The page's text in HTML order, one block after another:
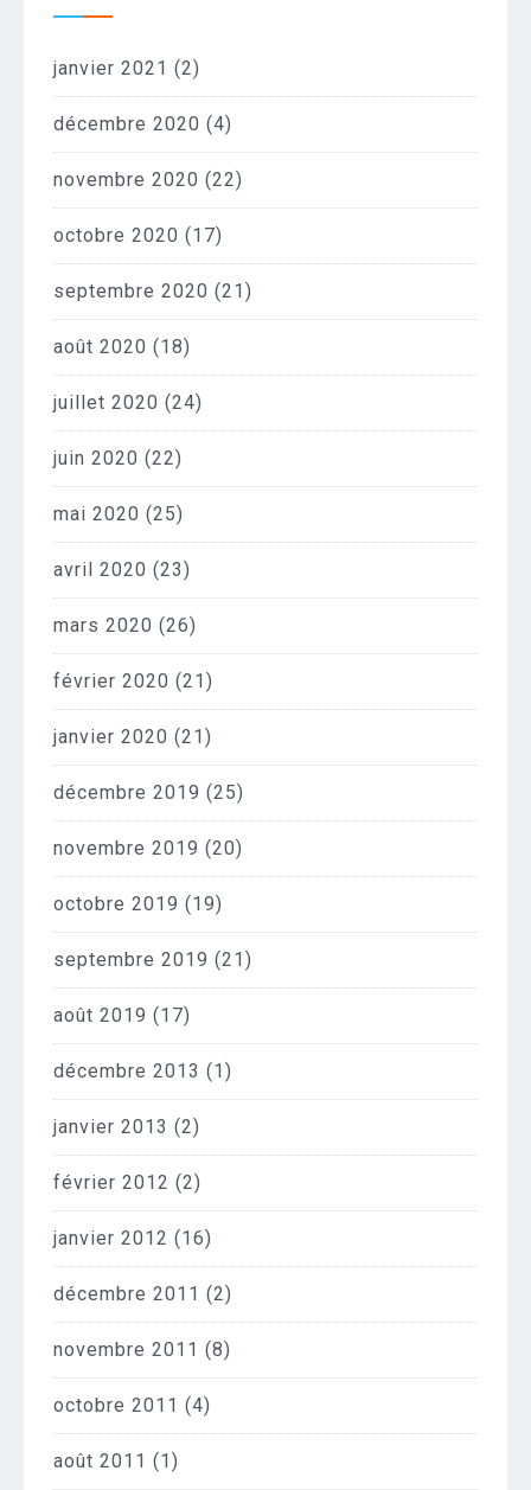
janvier 2021 (2)
décembre 2020 (4)
novembre 2020 (22)
octobre 2020 (17)
septembre 2020 (21)
août 2020 (18)
juillet 2020 (24)
juin 2020 (22)
mai 2020 (25)
avril 2020 (23)
mars 2020 (26)
février 2020 (21)
janvier 2020 (21)
décembre 2019 (25)
novembre 2019 (20)
octobre 2019 (19)
septembre 2019 (21)
août 2019 (17)
décembre 2013 (1)
janvier 2013 (2)
février 2012 (2)
janvier 2012 (16)
décembre 2011 (2)
novembre 2011 (8)
octobre 2011 (4)
août 2011 (1)